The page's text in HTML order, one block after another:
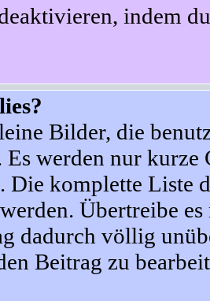
indem
Bilder, die
Es werden nur
Die komplette Liste
Übertreibe
dadurch völlig
Beitrag zu